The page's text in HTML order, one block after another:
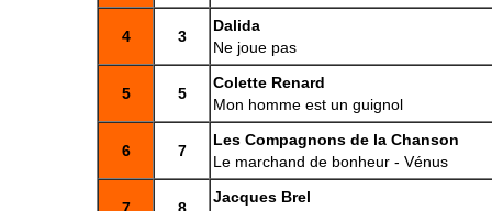
4 3
Dalida
Ne joue pas
5 5
Colette Renard
Mon homme est un guignol
6 7
Les Compagnons de la Chanson
Le marchand de bonheur - Vénus
Jacques Brel